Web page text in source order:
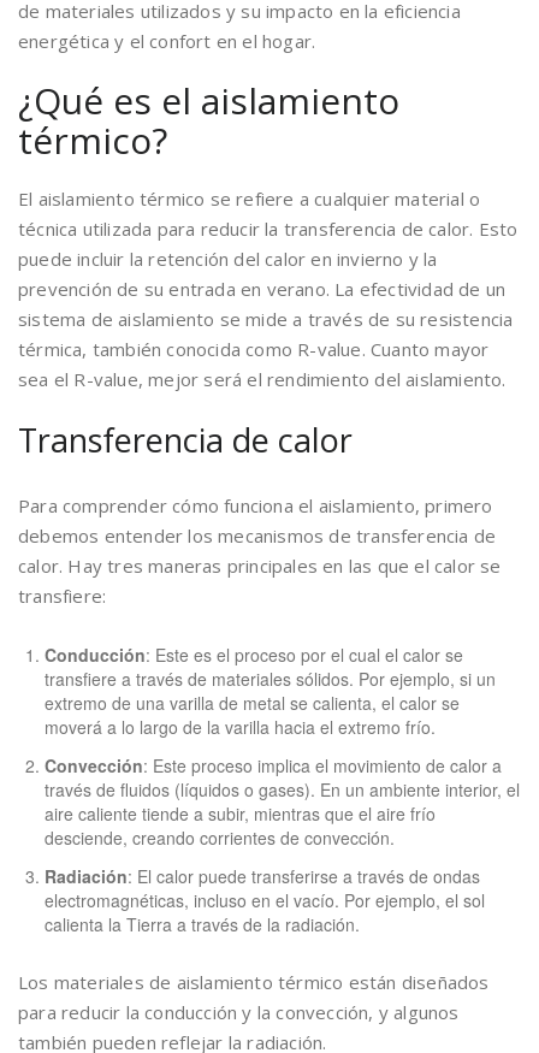
de materiales utilizados y su impacto en la eficiencia
energética y el confort en el hogar.
¿Qué es el aislamiento
térmico?
El aislamiento térmico se refiere a cualquier material o
técnica utilizada para reducir la transferencia de calor. Esto
puede incluir la retención del calor en invierno y la
prevención de su entrada en verano. La efectividad de un
sistema de aislamiento se mide a través de su resistencia
térmica, también conocida como R-value. Cuanto mayor
sea el R-value, mejor será el rendimiento del aislamiento.
Transferencia de calor
Para comprender cómo funciona el aislamiento, primero
debemos entender los mecanismos de transferencia de
calor. Hay tres maneras principales en las que el calor se
transfiere:
Conducción: Este es el proceso por el cual el calor se
transfiere a través de materiales sólidos. Por ejemplo, si un
extremo de una varilla de metal se calienta, el calor se
moverá a lo largo de la varilla hacia el extremo frío.
Convección: Este proceso implica el movimiento de calor a
través de fluidos (líquidos o gases). En un ambiente interior, el
aire caliente tiende a subir, mientras que el aire frío
desciende, creando corrientes de convección.
Radiación: El calor puede transferirse a través de ondas
electromagnéticas, incluso en el vacío. Por ejemplo, el sol
calienta la Tierra a través de la radiación.
Los materiales de aislamiento térmico están diseñados
para reducir la conducción y la convección, y algunos
también pueden reflejar la radiación.